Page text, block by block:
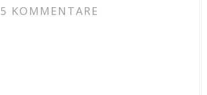
5 KOMMENTARE